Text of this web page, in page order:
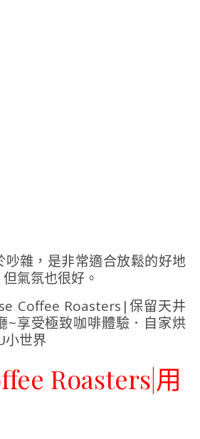
吵雜，是非常適合放鬆的好地
氣氛也很好。
Roasters|用